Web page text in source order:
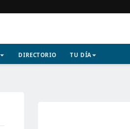
DIRECTORIO TU DÍA